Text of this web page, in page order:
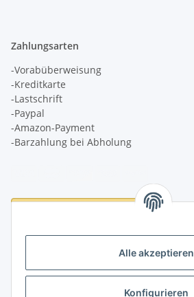
Alle akzeptieren
Konfigurieren
Zahlungsarten
-Vorabüberweisung
-Kreditkarte
-Lastschrift
-Paypal
-Amazon-Payment
-Barzahlung bei Abholung
Logistikpartner